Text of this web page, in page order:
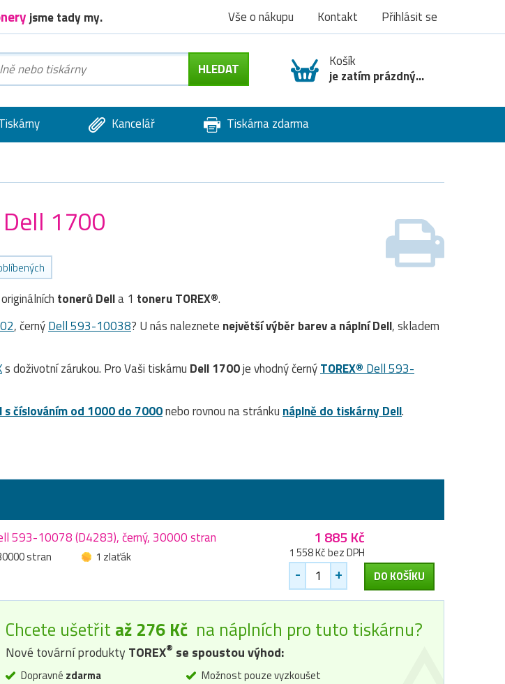
jsme tady my. Vše o nákupu Kontakt Přihlásit se
Košík
je zatím prázdný...
Kancelář Tiskárna zdarma
1700
tonerůDella 1 toneru TOREX®.
, černýDell 593-10038? U nás naleznete největší výběr barev a náplní Dell, skladem
s doživotní zárukou. Pro Vaši tiskárnu Dell 1700je vhodný černýTOREX® Dell 593-
s číslováním od 1000 do 7000nebo rovnou na stránku náplně do tiskárny Dell.
593-10078 (D4283), černý, 30000 stran
stran
1 zlaťák
1 885 Kč
1 558 Kč bez DPH
- + DO KOŠÍKU
Chcete ušetřit až 276 Kč na náplních pro tuto tiskárnu?
Nové tovární produktyTOREX® se spoustou výhod:
Dopravné zdarma
Možnost pouze vyzkoušet